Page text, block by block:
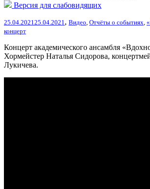
Версия для слабовидящих
25.04.2021 25.04.2021 , Видео Отчёты о событиях
концерт
Концерт академического ансамбля
Хормейстер Наталья Сидорова,
Лукичева.